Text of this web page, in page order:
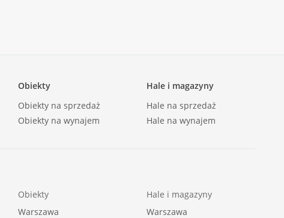
Obiekty
Obiekty na sprzedaż
Obiekty na wynajem
Hale i magazyny
Hale na sprzedaż
Hale na wynajem
Obiekty
Warszawa
Hale i magazyny
Warszawa